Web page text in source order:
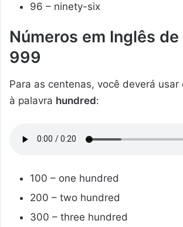
96 – ninety-six
Números em Inglês de
999
Para as centenas, você deverá usar
à palavra hundred:
100 – one hundred
200 – two hundred
300 – three hundred